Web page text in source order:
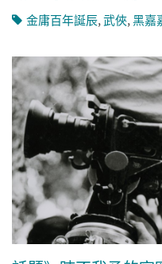
金庸百年誕辰,武俠,黑嘉